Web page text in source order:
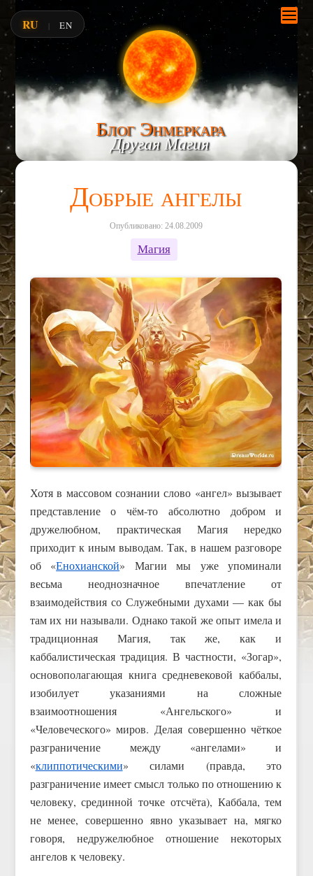
Блог Энмеркара
Другая Магия
Добрые ангелы
Опубликовано: 24.08.2009
Магия
Хотя в массовом сознании слово «ангел» вызывает
представление о чём-то абсолютно добром и
дружелюбном, практическая Магия нередко
приходит к иным выводам. Так, в нашем разговоре
об «Енохианской» Магии мы уже упоминали
весьма неоднозначное впечатление от
взаимодействия со Служебными духами — как бы
там их ни называли. Однако такой же опыт имела и
традиционная Магия, так же, как и
каббалистическая традиция. В частности, «Зогар»,
основополагающая книга средневековой каббалы,
изобилует указаниями на сложные
взаимоотношения «Ангельского» и
«Человеческого» миров. Делая совершенно чёткое
разграничение между «ангелами» и
«клиппотическими» силами (правда, это
разграничение имеет смысл только по отношению к
человеку, срединной точке отсчёта), Каббала, тем
не менее, совершенно явно указывает на, мягко
говоря, недружелюбное отношение некоторых
ангелов к человеку.
RU | EN